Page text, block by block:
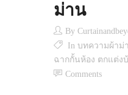
ม่าน
By
In บทความผ้าม่
ฉากกั้นห้อง ตกแต่ง
Comments